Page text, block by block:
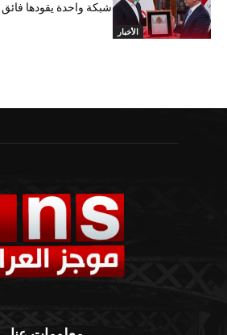
الأخبار
شبكة واحدة يقودها